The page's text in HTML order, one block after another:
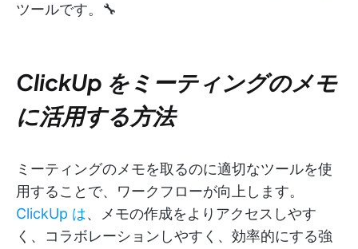
ツールです。🔧
ClickUp をミーティングのメモ
に活用する方法
ミーティングのメモを取るのに適切なツールを使
用することで、ワークフローが向上します。
ClickUp は、メモの作成をよりアクセスしやす
く、コラボレーションしやすく、効率的にする強